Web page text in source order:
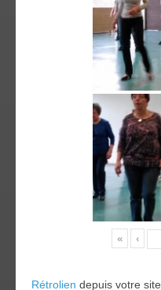
« ‹
Rétrolien depuis votre site.